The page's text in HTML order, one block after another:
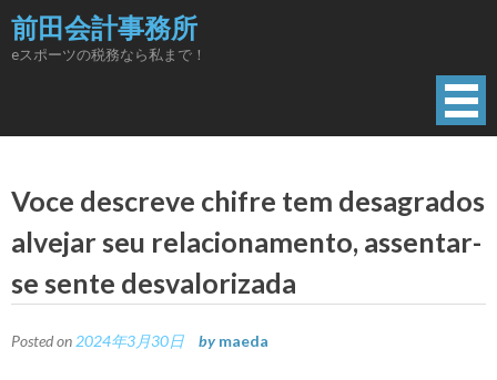
Skip
to
content
前田会計事務所
eスポーツの税務なら私まで！
Voce descreve chifre tem desagrados
alvejar seu relacionamento, assentar-
se sente desvalorizada
Posted on 2024年3月30日 by maeda